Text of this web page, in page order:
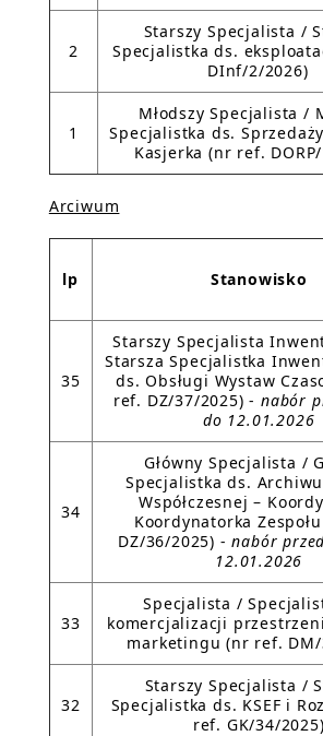
2
Starszy Specjalista /
Specjalistka ds.
DInf/2/2026)
1
Młodszy Specjalista /
Specjalistka ds.
Kasjerka (nr ref.
Arciwum
lp Stanowisko
35
Starszy Specjalista
Starsza Specjalistka
ds. Obsługi Wystaw
ref. DZ/37/2025) -nabór
do 12.01.2026
34
Główny Specjalista /
Specjalistka ds.
Współczesnej –
Koordynatorka
DZ/36/2025) -nabór
12.01.2026
33
Specjalista /
komercjalizacji
marketingu (nr ref. DM/
32
Starszy Specjalista /
Specjalistka ds. KSEF i
ref. GK/34/2025)